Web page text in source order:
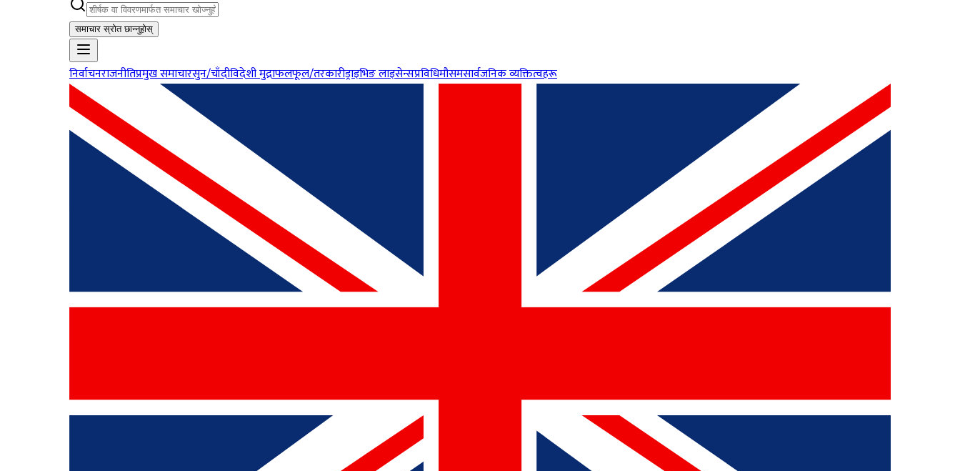
समाचार स्रोत छान्नुहोस्
निर्वाचनराजनीतिप्रमुख समाचारसुन/चाँदीविदेशी मुद्राफलफूल/तरकारीड्राइभिङ लाइसेन्सप्रविधिमौसमसार्वजनिक व्यक्तित्वहरू